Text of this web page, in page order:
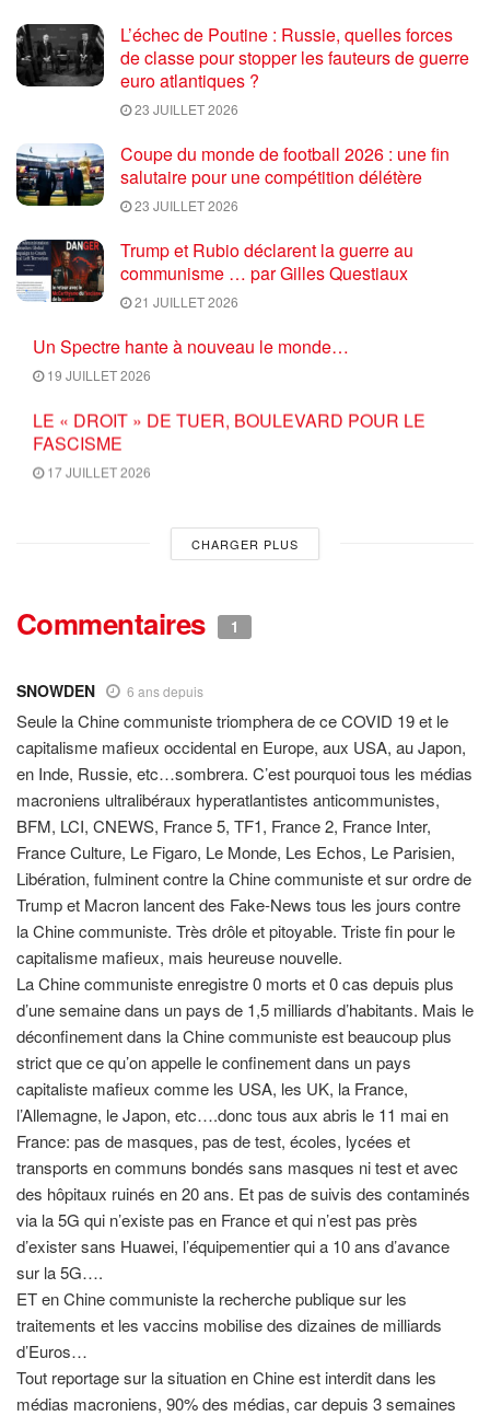
L’échec de Poutine : Russie, quelles forces
de classe pour stopper les fauteurs de guerre
euro atlantiques ?
23 JUILLET 2026
Coupe du monde de football 2026 : une fin
salutaire pour une compétition délétère
23 JUILLET 2026
Trump et Rubio déclarent la guerre au
communisme … par Gilles Questiaux
21 JUILLET 2026
Un Spectre hante à nouveau le monde…
19 JUILLET 2026
LE « DROIT » DE TUER, BOULEVARD POUR LE
FASCISME
17 JUILLET 2026
CHARGER PLUS
Commentaires 1
SNOWDEN 6 ans depuis
Seule la Chine communiste triomphera de ce COVID 19 et le
capitalisme mafieux occidental en Europe, aux USA, au Japon,
en Inde, Russie, etc…sombrera. C’est pourquoi tous les médias
macroniens ultralibéraux hyperatlantistes anticommunistes,
BFM, LCI, CNEWS, France 5, TF1, France 2, France Inter,
France Culture, Le Figaro, Le Monde, Les Echos, Le Parisien,
Libération, fulminent contre la Chine communiste et sur ordre de
Trump et Macron lancent des Fake-News tous les jours contre
la Chine communiste. Très drôle et pitoyable. Triste fin pour le
capitalisme mafieux, mais heureuse nouvelle.
La Chine communiste enregistre 0 morts et 0 cas depuis plus
d’une semaine dans un pays de 1,5 milliards d’habitants. Mais le
déconfinement dans la Chine communiste est beaucoup plus
strict que ce qu’on appelle le confinement dans un pays
capitaliste mafieux comme les USA, les UK, la France,
l’Allemagne, le Japon, etc….donc tous aux abris le 11 mai en
France: pas de masques, pas de test, écoles, lycées et
transports en communs bondés sans masques ni test et avec
des hôpitaux ruinés en 20 ans. Et pas de suivis des contaminés
via la 5G qui n’existe pas en France et qui n’est pas près
d’exister sans Huawei, l’équipementier qui a 10 ans d’avance
sur la 5G….
ET en Chine communiste la recherche publique sur les
traitements et les vaccins mobilise des dizaines de milliards
d’Euros…
Tout reportage sur la situation en Chine est interdit dans les
médias macroniens, 90% des médias, car depuis 3 semaines